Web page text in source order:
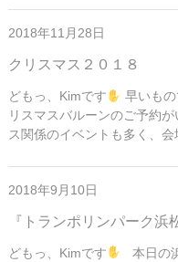
2018年11月28日
クリスマス２０１８
どもっ、Kimです
早いも
リスマスバルーンのご予約
ス関係のイベントも多く、
2018年9月10日
『トランポリンパーク浜
どもっ、Kimです
本日の